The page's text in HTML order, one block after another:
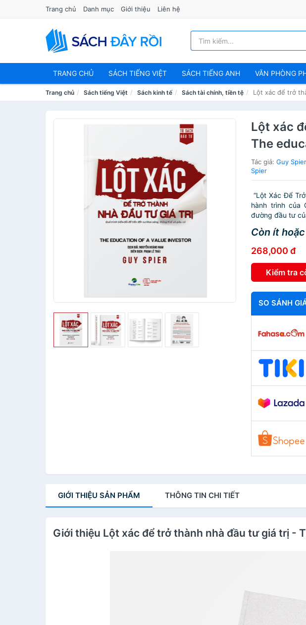
Trang chủ Danh mục Giới thiệu Liên hệ
TRANG CHỦ SÁCH TIẾNG VIỆT SÁCH TIẾNG ANH VĂN PHÒNG
Trang chủ Sách tiếng Việt Sách kinh tế Sách tài chính, tiền tệ Lột xác để trở
Lột xác
The
Tác giả:Guy Spier
Spier
“Lột Xác Để
hành trình của
đường đầu tư
Còn ít
268,000 đ
Kiểm tra
SO SÁNH
GIỚI THIỆU SẢN PHẨM THÔNG TIN CHI TIẾT
Giới thiệu Lột xác để trở thành nhà đầu tư giá trị -